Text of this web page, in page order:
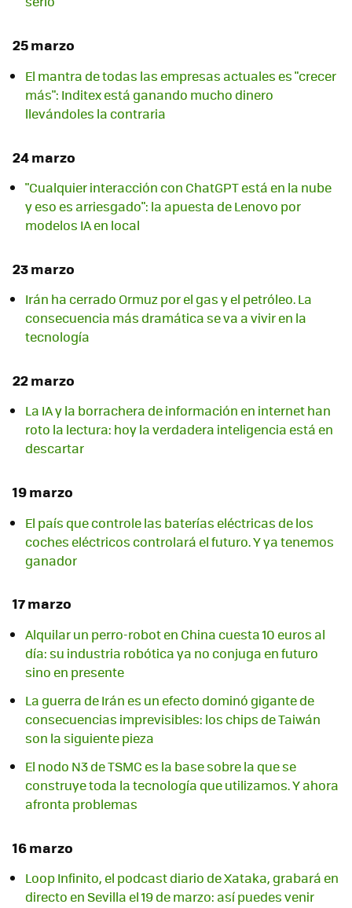
25 marzo
El mantra de todas las empresas actuales es "crecer
más": Inditex está ganando mucho dinero
llevándoles la contraria
24 marzo
"Cualquier interacción con ChatGPT está en la nube
y eso es arriesgado": la apuesta de Lenovo por
modelos IA en local
23 marzo
Irán ha cerrado Ormuz por el gas y el petróleo. La
consecuencia más dramática se va a vivir en la
tecnología
22 marzo
La IA y la borrachera de información en internet han
roto la lectura: hoy la verdadera inteligencia está en
descartar
19 marzo
El país que controle las baterías eléctricas de los
coches eléctricos controlará el futuro. Y ya tenemos
ganador
17 marzo
Alquilar un perro-robot en China cuesta 10 euros al
día: su industria robótica ya no conjuga en futuro
sino en presente
La guerra de Irán es un efecto dominó gigante de
consecuencias imprevisibles: los chips de Taiwán
son la siguiente pieza
El nodo N3 de TSMC es la base sobre la que se
construye toda la tecnología que utilizamos. Y ahora
afronta problemas
16 marzo
Loop Infinito, el podcast diario de Xataka, grabará en
directo en Sevilla el 19 de marzo: así puedes venir